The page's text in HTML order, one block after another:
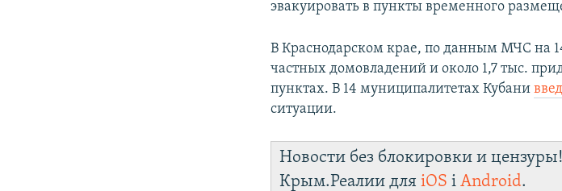
эвакуировать в пункты временного
В Краснодарском крае, по данным МЧС на
частных домовладений и около 1,7 тыс.
пунктах. В 14 муниципалитетах Кубани
ситуации.
Новости без блокировки и
Крым.Реалии дляiOS іAndroid.